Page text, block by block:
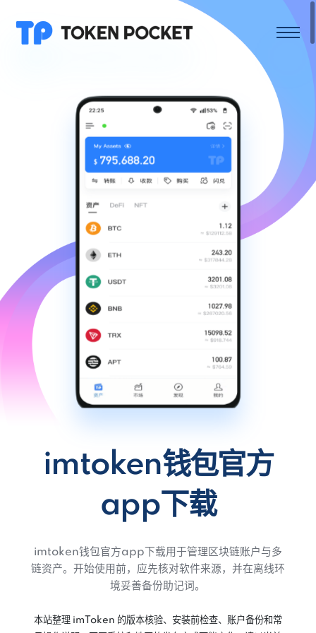
imtoken钱包官方
app下载
imtoken钱包官方app下载用于管理区块链账户与多
链资产。开始使用前，应先核对软件来源，并在离线环
境妥善备份助记词。
本站整理 imToken 的版本核验、安装前检查、账户备份和常